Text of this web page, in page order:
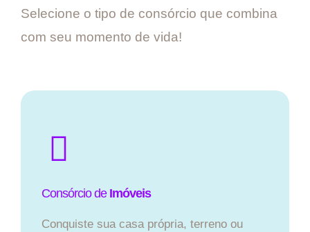
Selecione o tipo de consórcio que combina
com seu momento de vida!
Consórcio de Imóveis
Conquiste sua casa própria, terreno ou